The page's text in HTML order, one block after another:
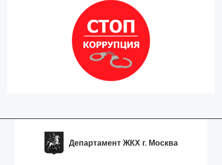
Департамент ЖКХ г. Москва